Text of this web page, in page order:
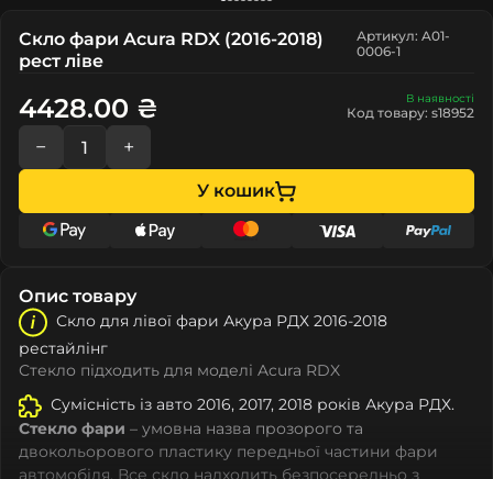
Скло фари Acura RDX (2016-2018)
рест ліве
Артикул: A01-
0006-1
В наявності
Код товару: s18952
4428.00 ₴
− +
У кошик
Опис товару
Скло для лівої фари Акура РДХ 2016-2018
рестайлінг
Стекло підходить для моделі Acura RDX
Сумісність із авто 2016, 2017, 2018 років Акура РДХ.
Стекло фари – умовна назва прозорого та
двокольорового пластику передньої частини фари
автомобіля. Все скло надходить безпосередньо з